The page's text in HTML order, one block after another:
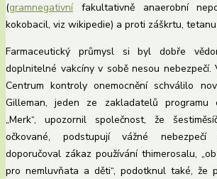
(gramnegativnífakultativně anaerobní
kokobacil, viz wikipedie) a proti záškrtu,
Farmaceutický průmysl si byl dobře
doplnitelné vakcíny v sobě nesou nebezpečí.
Centrum kontroly onemocnění schválilo
Gilleman, jeden ze zakladatelů programu
„Merk“, upozornil společnost, že
očkované, podstupují vážné
doporučoval zákaz používání thimerosalu,
pro nemluvňata a děti“, podotknul také, že